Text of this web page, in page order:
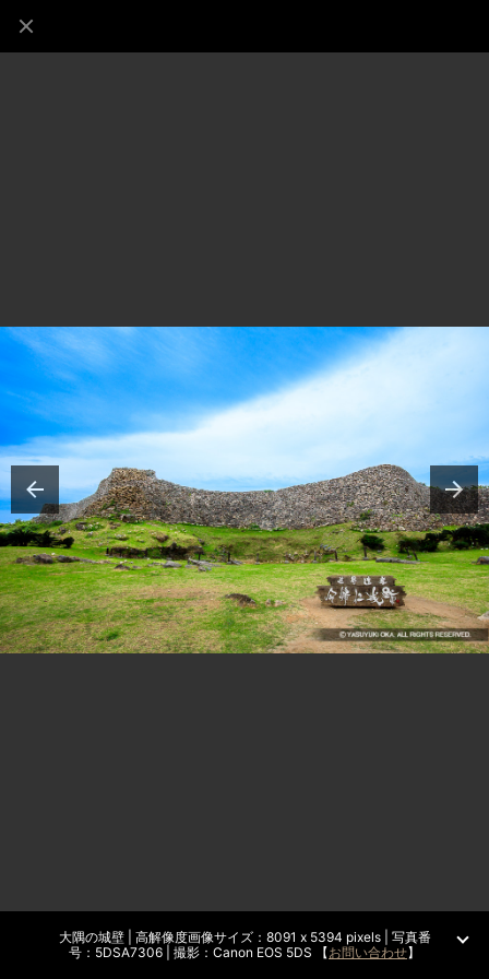
大隅の城壁 | 高解像度画像サイズ：8091 x 5394 pixels | 写真番
号：5DSA7306 | 撮影：Canon EOS 5DS 【お問い合わせ】